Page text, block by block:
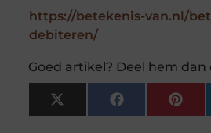
https://betekenis-van.nl/
debiteren/
Goed artikel? Deel hem dan
X
(Twitter)
Facebook